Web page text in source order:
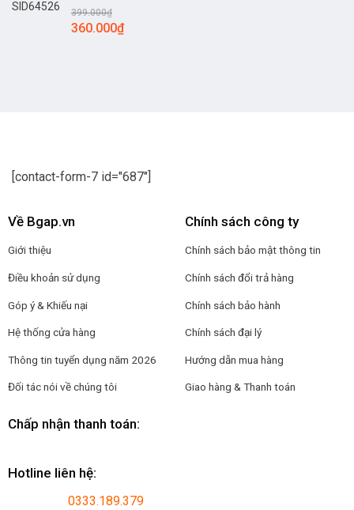
399.000₫
Giá
360.000₫Giá
[contact-form-7 id="687"]
Về Bgap.vn
Giới thiệu
Điều khoản sử dụng
Góp ý & Khiếu nại
Hệ thống cửa hàng
Thông tin tuyển dụng năm 2026
Đối tác nói về chúng tôi
Chính sách công ty
Chính sách bảo mật thông tin
Chính sách đổi trả hàng
Chính sách bảo hành
Chính sách đại lý
Hướng dẫn mua hàng
Giao hàng & Thanh toán
Chấp nhận thanh toán:
Hotline liên hệ:
0333.189.379